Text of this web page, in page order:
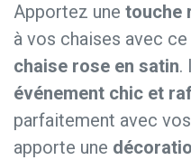
Apportez une touche
à vos chaises avec ce
chaise rose en satin.
événement chic et
parfaitement avec vos
apporte une